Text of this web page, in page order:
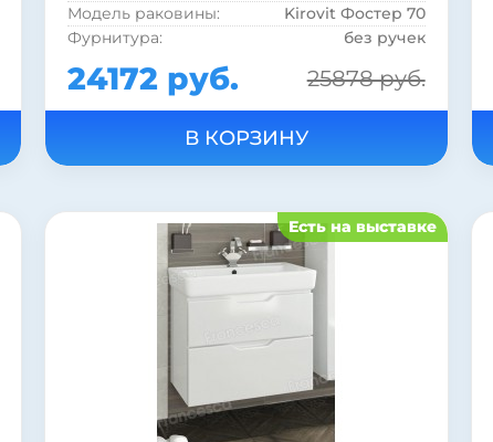
Модель раковины:
Kirovit Фостер 70
Фурнитура:
без ручек
Страна:
Россия
Бельевая корзина:
нет
Материал корпуса:
ДСП
Материал фасада:
МДФ
Покрытие корпуса:
Покрытие корпуса:
Форма раковины:
24172 руб. 25878 руб.
Есть на выставке